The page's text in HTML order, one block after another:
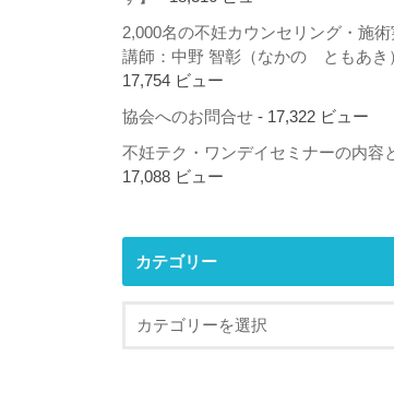
2,000名の不妊カウンセリング・施
講師：中野 智彰（なかの ともあき
17,754 ビュー
協会へのお問合せ - 17,322 ビュー
不妊テク・ワンデイセミナーの内容
17,088 ビュー
カテゴリー